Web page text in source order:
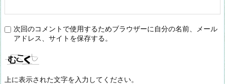
次回のコメントで使用するためブラウザーに自分の名前、メール
アドレス、サイトを保存する。
上に表示された文字を入力してください。